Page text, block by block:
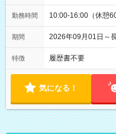
勤務時間 10:00-16:00（休憩
期間 2026年09月01日
特徴 履歴書不要
気になる！